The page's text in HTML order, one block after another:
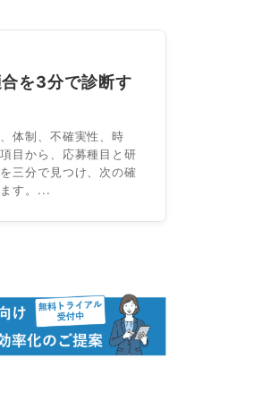
を3分で診断す
体制、不確実性、時
目から、応募種目と研
三分で見つけ、次の確
す。...